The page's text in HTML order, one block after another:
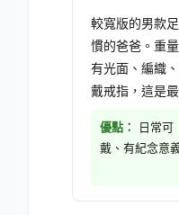
較寬版的男款
慣的爸爸。重
有光面、編織
戴戒指，這是
優點：
日常可
戴、有紀念意